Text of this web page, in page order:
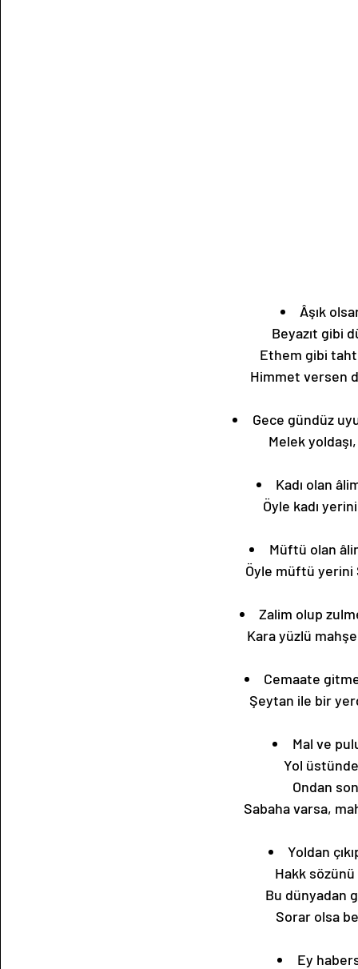
Âşık
Beyazıt gibi
Ethem gibi
Himmet versen
Gece gündüz
Melek
Kadı olan
Öyle kadı
Müftü olan
Öyle müftü yerini
Zalim olup
Kara yüzlü
Cemaate
Şeytan ile bir
Mal ve
Yol
Ondan
Sabaha varsa,
Yoldan
Hakk sözünü
Bu dünyadan
Sorar olsa
Ey